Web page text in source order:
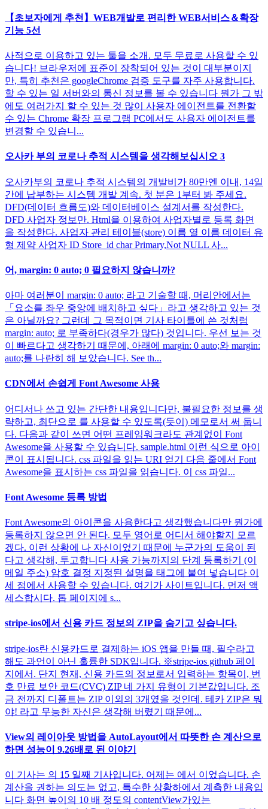
【초보자에게 추천】WEB개발로 편리한 WEB서비스＆확장
기능 5선
사적으로 이용하고 있는 툴을 소개. 모두 무료로 사용할 수 있
습니다! 브라우저에 표준이 장착되어 있는 것이 대부분이지
만, 특히 추천은 googleChrome 검증 도구를 자주 사용합니다.
할 수 있는 일 서버와의 통신 정보를 볼 수 있습니다 뭔가 그 밖
에도 여러가지 할 수 있는 것 많이 사용자 에이전트를 전환할
수 있는 Chrome 확장 프로그램 PC에서도 사용자 에이전트를
변경할 수 있습니...
오사카 부의 코로나 추적 시스템을 생각해보십시오 3
오사카부의 코로나 추적 시스템의 개발비가 80만엔 이내, 14일
간에 납부하는 시스템 개발 계속. 첫 분은 1부터 봐 주세요.
DFD(데이터 흐름도)와 데이터베이스 설계서를 작성한다.
DFD 사업자 정보만. Html을 이용하여 사업자별로 등록 화면
을 작성한다. 사업자 관리 테이블(store) 이름 열 이름 데이터 유
형 제약 사업자 ID Store_id char Primary,Not NULL 사...
어, margin: 0 auto; 0 필요하지 않습니까?
아마 여러분이 margin: 0 auto; 라고 기술할 때, 머리안에서는
「요소를 좌우 중앙에 배치하고 싶다」라고 생각하고 있는 것
은 아닐까요? 그런데 그 목적이면 기사 타이틀에 쓴 것처럼
margin: auto; 로 부족하다(경우가 많다) 것입니다. 우선 보는 것
이 빠르다고 생각하기 때문에, 아래에 margin: 0 auto;와 margin:
auto;를 나란히 해 보았습니다. See th...
CDN에서 손쉽게 Font Awesome 사용
어디서나 쓰고 있는 간단한 내용입니다만, 불필요한 정보를 생
략하고, 최단으로 를 사용할 수 있도록(듯이) 메모로서 써 둡니
다. 다음과 같이 쓰면 어떤 프레임워크라도 관계없이 Font
Awesome을 사용할 수 있습니다. sample.html 이런 식으로 아이
콘이 표시됩니다. css 파일을 읽는 URI 얻기 다음 줄에서 Font
Awesome을 표시하는 css 파일을 읽습니다. 이 css 파일...
Font Awesome 등록 방법
Font Awesome의 아이콘을 사용한다고 생각했습니다만 뭔가에
등록하지 않으면 안 된다. 모두 영어로 어디서 해야할지 모르
겠다. 이런 상황에 나 자신이었기 때문에 누군가의 도움이 된
다고 생각해, 투고합니다 사용 가능까지의 단계 등록하기 (이
메일 주소) 암호 결정 지정된 설명을 태그에 붙여 넣습니다 이
세 점에서 사용할 수 있습니다. 여기가 사이트입니다. 먼저 액
세스합시다. 톱 페이지에 s...
stripe-ios에서 신용 카드 정보의 ZIP을 숨기고 싶습니다.
stripe-ios란 신용카드로 결제하는 iOS 앱을 만들 때, 필수라고
해도 과언이 아닌 훌륭한 SDK입니다. ※stripe-ios github 페이
지에서. 단지 현재, 신용 카드의 정보로서 입력하는 항목이, 번
호 만료 보안 코드(CVC) ZIP 네 가지 유형이 기본값입니다. 조
금 전까지 디폴트는 ZIP 이외의 3개였을 것인데. 테카 ZIP은 뭐
야! 라고 무능한 자신은 생각해 버렸기 때문에...
View의 레이아웃 방법을 AutoLayout에서 따뜻한 손 계산으로
하면 성능이 9.26배로 된 이야기
이 기사는 의 15 일째 기사입니다. 어제는 에서 이었습니다. 손
계산을 권하는 의도는 없고, 특수한 상황하에서 계측한 내용입
니다 화면 높이의 10 배 정도의 contentView가있는